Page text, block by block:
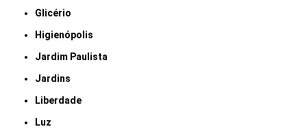
Glicério
Higienópolis
Jardim Paulista
Jardins
Liberdade
Luz